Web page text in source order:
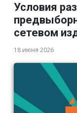
Условия
сетевом
18 июня 2026